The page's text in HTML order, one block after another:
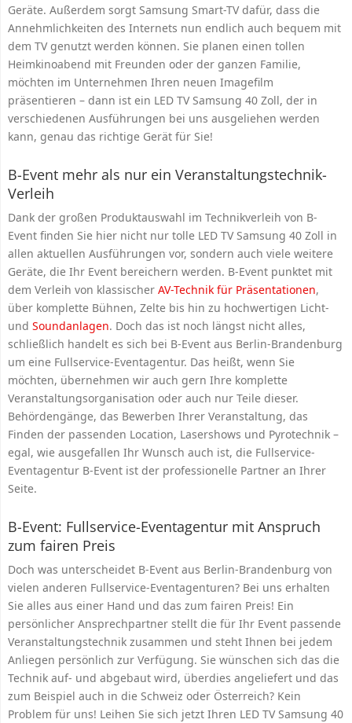
Geräte. Außerdem sorgt Samsung Smart-TV dafür, dass die
Annehmlichkeiten des Internets nun endlich auch bequem mit
dem TV genutzt werden können. Sie planen einen tollen
Heimkinoabend mit Freunden oder der ganzen Familie,
möchten im Unternehmen Ihren neuen Imagefilm
präsentieren – dann ist ein LED TV Samsung 40 Zoll, der in
verschiedenen Ausführungen bei uns ausgeliehen werden
kann, genau das richtige Gerät für Sie!
B-Event mehr als nur ein Veranstaltungstechnik-
Verleih
Dank der großen Produktauswahl im Technikverleih von B-
Event finden Sie hier nicht nur tolle LED TV Samsung 40 Zoll in
allen aktuellen Ausführungen vor, sondern auch viele weitere
Geräte, die Ihr Event bereichern werden. B-Event punktet mit
dem Verleih von klassischer AV-Technik für Präsentationen,
über komplette Bühnen, Zelte bis hin zu hochwertigen Licht-
und Soundanlagen. Doch das ist noch längst nicht alles,
schließlich handelt es sich bei B-Event aus Berlin-Brandenburg
um eine Fullservice-Eventagentur. Das heißt, wenn Sie
möchten, übernehmen wir auch gern Ihre komplette
Veranstaltungsorganisation oder auch nur Teile dieser.
Behördengänge, das Bewerben Ihrer Veranstaltung, das
Finden der passenden Location, Lasershows und Pyrotechnik –
egal, wie ausgefallen Ihr Wunsch auch ist, die Fullservice-
Eventagentur B-Event ist der professionelle Partner an Ihrer
Seite.
B-Event: Fullservice-Eventagentur mit Anspruch
zum fairen Preis
Doch was unterscheidet B-Event aus Berlin-Brandenburg von
vielen anderen Fullservice-Eventagenturen? Bei uns erhalten
Sie alles aus einer Hand und das zum fairen Preis! Ein
persönlicher Ansprechpartner stellt die für Ihr Event passende
Veranstaltungstechnik zusammen und steht Ihnen bei jedem
Anliegen persönlich zur Verfügung. Sie wünschen sich das die
Technik auf- und abgebaut wird, überdies angeliefert und das
zum Beispiel auch in die Schweiz oder Österreich? Kein
Problem für uns! Leihen Sie sich jetzt Ihren LED TV Samsung 40